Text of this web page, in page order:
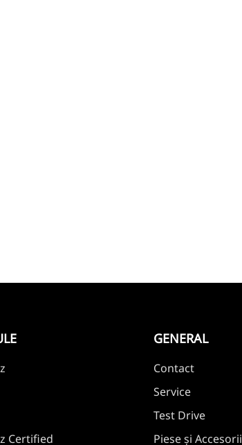
Certified
GENERAL
Contact
Service
Test Drive
Piese și Accesorii